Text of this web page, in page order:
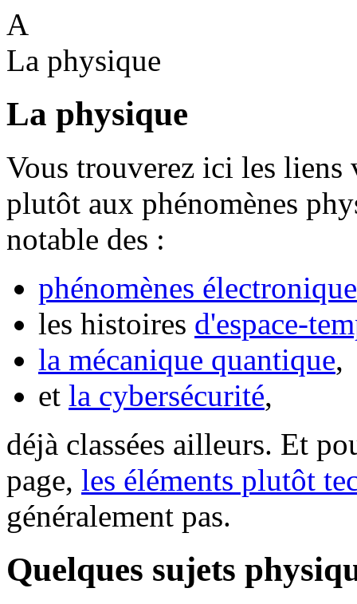
A
La physique
La physique
Vous trouverez ici les liens
plutôt aux phénomènes
notable des :
phénomènes
les histoires d'espace-
la mécanique quantique,
et la cybersécurité,
déjà classées ailleurs. Et
page, les éléments plutôt
généralement pas.
Quelques sujets